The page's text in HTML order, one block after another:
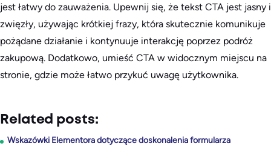
jest łatwy do zauważenia. Upewnij się, że tekst CTA jest jasny i
zwięzły, używając krótkiej frazy, która skutecznie komunikuje
pożądane działanie i kontynuuje interakcję poprzez podróż
zakupową. Dodatkowo, umieść CTA w widocznym miejscu na
stronie, gdzie może łatwo przykuć uwagę użytkownika.
Related posts:
Wskazówki Elementora dotyczące doskonalenia formularza